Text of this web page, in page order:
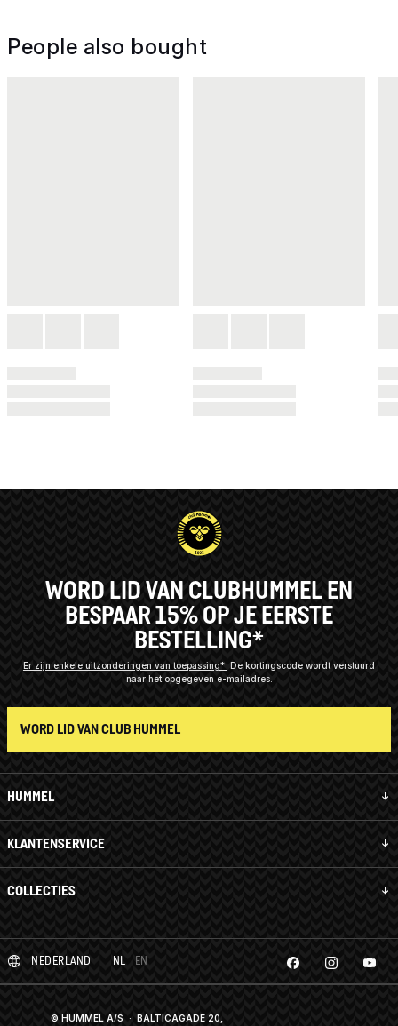
People also bought
HUMMEL
KLANTENSERVICE
COLLECTIES
WORD LID VAN CLUBHUMMEL EN
BESPAAR 15% OP JE EERSTE
BESTELLING*
Er zijn enkele uitzonderingen van toepassing*
De kortingscode wordt verstuurd
naar het opgegeven e-mailadres.
WORD LID VAN CLUB HUMMEL
NEDERLAND NL EN
© HUMMEL A/S · BALTICAGADE 20,